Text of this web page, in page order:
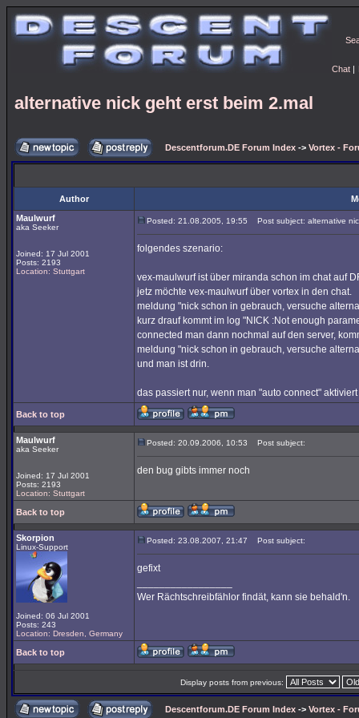
Chat |
alternative nick geht erst beim 2.mal
Descentforum.DE Forum Index -> Vortex -
Author
Maulwurf
aka Seeker
Joined: 17 Jul 2001
Posts: 2193
Location: Stuttgart
Posted: 21.08.2005, 19:55 Post subject: alternative
folgendes szenario:
vex-maulwurf ist über miranda schon im chat auf
jetz möchte vex-maulwurf über vortex in den chat.
meldung "nick schon in gebrauch, versuche
kurz drauf kommt im log "NICK :Not enough
connected man dann nochmal auf den server,
meldung "nick schon in gebrauch, versuche
und man ist drin.
das passiert nur, wenn man "auto connect" aktiviert
Back to top
Maulwurf
aka Seeker
Joined: 17 Jul 2001
Posts: 2193
Location: Stuttgart
Posted: 20.09.2006, 10:53 Post subject:
den bug gibts immer noch
Back to top
Skorpion
Linux-Support
Joined: 06 Jul 2001
Posts: 243
Location: Dresden, Germany
Posted: 23.08.2007, 21:47 Post subject:
gefixt
Wer Rächtschreibfählor findät, kann sie behald'n.
Back to top
Display posts from previous:
Descentforum.DE Forum Index -> Vortex -